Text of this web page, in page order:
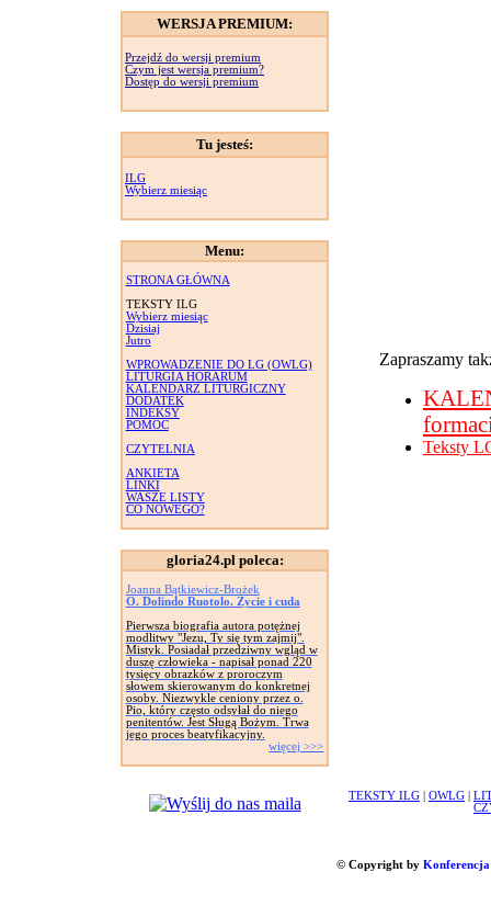
WERSJA PREMIUM:
Przejdź do wersji premium
Czym jest wersja premium?
Dostęp do wersji premium
Tu jesteś:
ILG
Wybierz miesiąc
Menu:
STRONA GŁÓWNA
TEKSTY ILG
Wybierz miesiąc
Dzisiaj
Jutro
WPROWADZENIE DO LG (OWLG)
LITURGIA HORARUM
KALENDARZ LITURGICZNY
DODATEK
INDEKSY
POMOC
CZYTELNIA
ANKIETA
LINKI
WASZE LISTY
CO NOWEGO?
gloria24.pl poleca:
Joanna Bątkiewicz-Brożek
O. Dolindo Ruotolo. Życie i cuda
Pierwsza biografia autora potężnej
modlitwy "Jezu, Ty się tym zajmij".
Mistyk. Posiadał przedziwny wgląd w
duszę człowieka - napisał ponad 220
tysięcy obrazków z proroczym
słowem skierowanym do konkretnej
osoby. Niezwykle ceniony przez o.
Pio, który często odsyłał do niego
penitentów. Jest Sługą Bożym. Trwa
jego proces beatyfikacyjny.
więcej >>>
Zapraszamy
Teksty
TEKSTY ILG OWLG
© Copyright by Konferencja